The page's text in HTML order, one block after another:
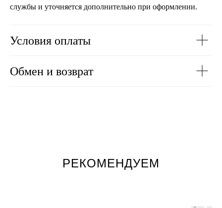
службы и уточняется дополнительно при оформлении.
Условия оплаты
Обмен и возврат
РЕКОМЕНДУЕМ